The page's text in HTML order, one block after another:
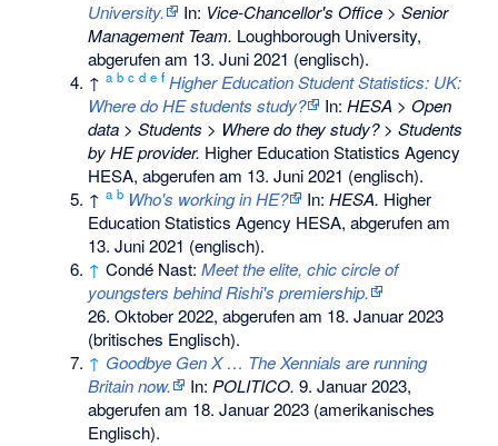
University.
In: Vice-Chancellor's Office > Senior
Management Team. Loughborough University,
abgerufen am 13. Juni 2021 (englisch).
↑a b c d e f Higher Education Student Statistics: UK:
Where do HE students study?
In:HESA > Open
data > Students > Where do they study? > Students
by HE provider. Higher Education Statistics Agency
HESA, abgerufen am 13. Juni 2021 (englisch).
↑a b Who's working in HE? In:HESA. Higher
Education Statistics Agency HESA, abgerufen am
13. Juni 2021 (englisch).
↑ Condé Nast:Meet the elite, chic circle of
youngsters behind Rishi's premiership.
26. Oktober 2022, abgerufen am 18. Januar 2023
(britisches Englisch).
↑ Goodbye Gen X … The Xennials are running
Britain now.
In: POLITICO. 9. Januar 2023,
abgerufen am 18. Januar 2023 (amerikanisches
Englisch).